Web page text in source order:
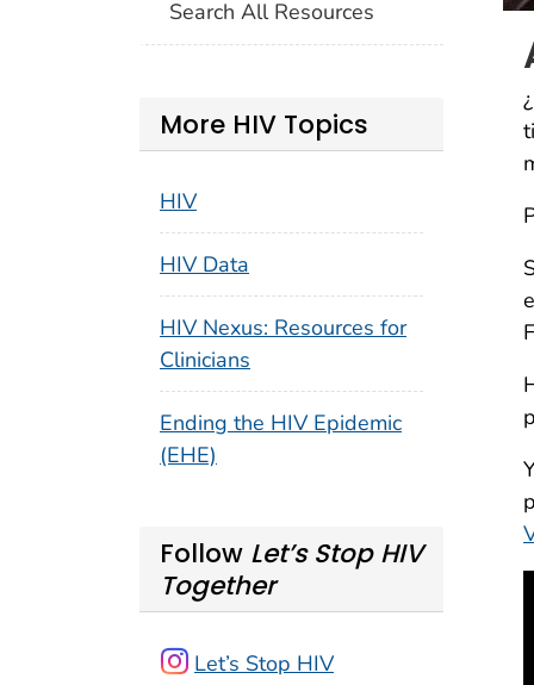
Search All Resources
More HIV Topics
HIV
HIV Data
HIV Nexus: Resources for
Clinicians
Ending the HIV Epidemic
(EHE)
Follow Let’s Stop HIV
Together
Let’s Stop HIV